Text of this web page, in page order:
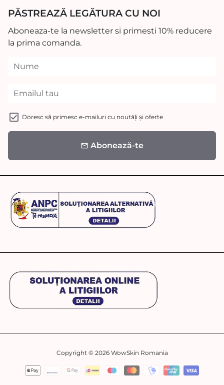
PĂSTREAZĂ LEGĂTURA CU NOI
Aboneaza-te la newsletter si primesti 10% reducere
la prima comanda.
Doresc să primesc e-mailuri cu noutăți și oferte
email Abonează-te
Copyright © 2026 WowSkin Romania
Metode